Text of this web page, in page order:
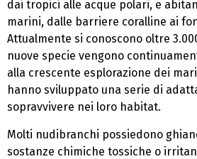
dai tropici alle acque polari, e
marini, dalle barriere coralline ai
Attualmente si conoscono oltre
nuove specie vengono
alla crescente esplorazione dei
hanno sviluppato una serie di
sopravvivere nei loro habitat.
Molti nudibranchi possiedono
sostanze chimiche tossiche o